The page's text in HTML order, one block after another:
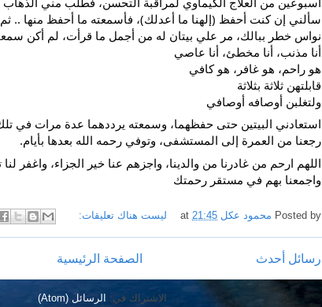
نواس خطر ببالك، مر علي بيتان له من أجمل ما قرأت، لم أكن
أنا مذنب، أنا مخطئ، أنا عاصي
هو راحم، هو غافر، هو كافي
قابلتهن ثلاثة بثلاثة
ولتغلبن أوصافه أوصافي
استعادني البيتين حتى حفظهما، وسمعته يرددهما عدة مرات في
رجعنا من العمرة إلى المستشفى، وتوفي رحمه الله بعدها بأيام.
واجمعنا بهم في مستقر رحمتك
Posted by محمود عكل at 21:45 ليست هناك تعليقات:
رسائل أحدث الصفحة الرئيسية
الاشتراك في: الرسائل (Atom)